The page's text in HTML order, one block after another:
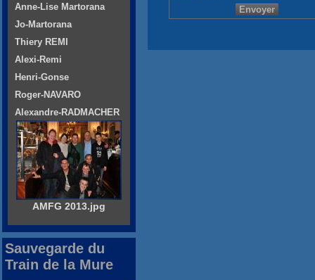
Anne-Lise Martorana
Jo-Martorana
Thiery REMI
Alexi-Remi
Henri-Gonse
Roger-NAVARO
Alexandre-RADMACHER
AMFG 2013.jpg
Sauvegarde du
Train de la Mure